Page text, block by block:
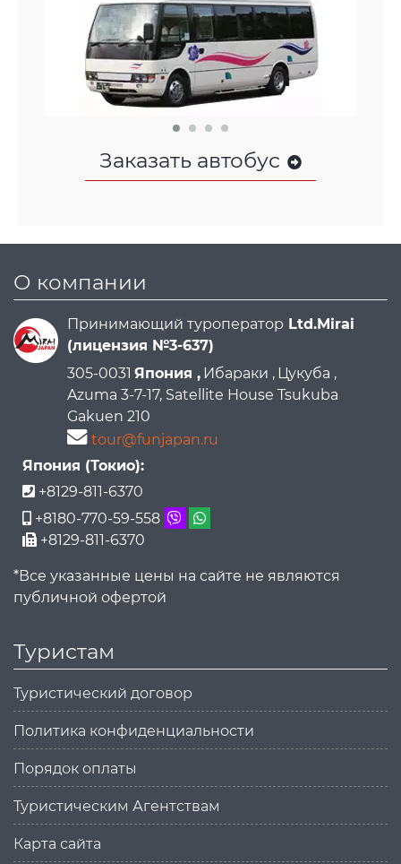
Заказать автобус
О компании
Принимающий туроператор Ltd.Mirai
(лицензия №3-637)
305-0031 Япония , Ибараки , Цукуба ,
Azuma 3-7-17, Satellite House Tsukuba
Gakuen 210
tour@funjapan.ru
Япония (Токио):
+8129-811-6370
+8180-770-59-558
+8129-811-6370
*Все указанные цены на сайте не являются
публичной офертой
Туристам
Туристический договор
Политика конфиденциальности
Порядок оплаты
Туристическим Агентствам
Карта сайта